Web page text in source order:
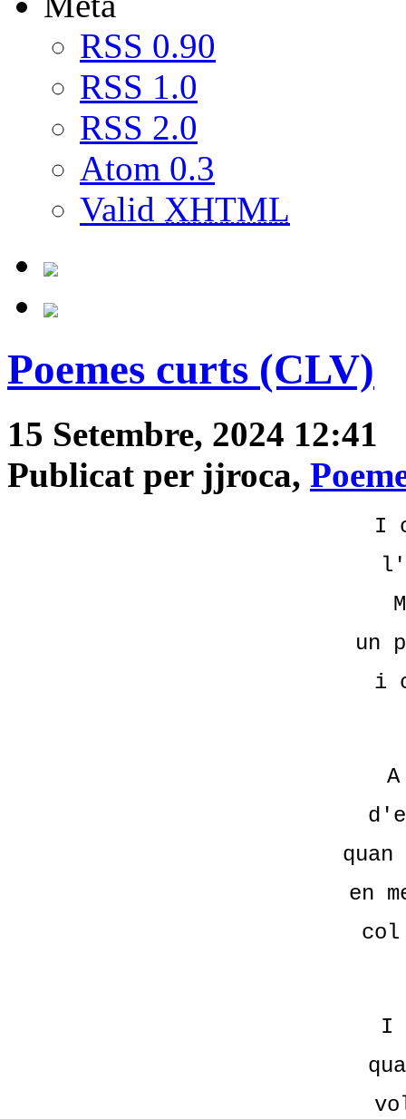
RSS 0.90
RSS 1.0
RSS 2.0
Atom 0.3
Valid XHTML
Poemes curts (CLV)
15 Setembre, 2024 12:41
Publicat per jjroca,
I
un
i
en
I